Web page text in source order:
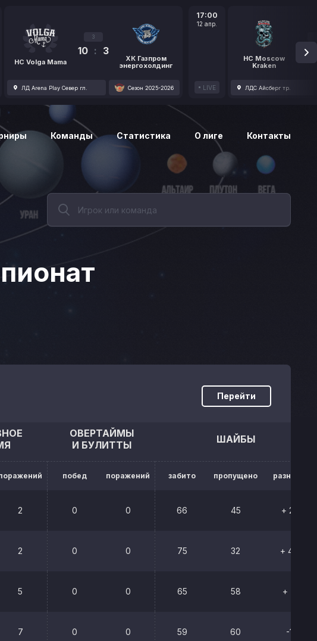
HC Volga Mama
3
10 : 3
ХК Газпром
энергохолдинг
ЛД Arena Play Север гл. Сезон 2025-2026
17:00
12 апр.
LIVE
HC Moscow
Kraken
1
ЛДС Айсберг тр.
Команды Статистика О лиге Контакты
Перейти
ОВЕРТАЙМЫ
И БУЛИТТЫ
побед поражений
ШАЙБЫ
забито пропущено разница
2 0 0 66 45 + 21
2 0 0 75 32 + 43
5 0 0 65 58 + 7
7 0 0 59 60 -1